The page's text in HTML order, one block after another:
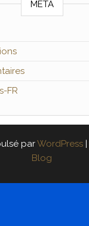
MÉTA
FR
parWordPress |
Blog